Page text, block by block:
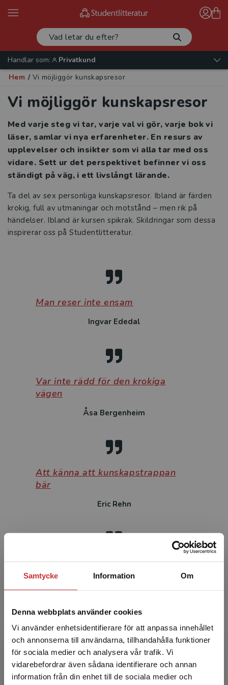
Samtycke Information Om
Denna webbplats använder cookies
Vi använder enhetsidentifierare för att anpassa innehållet
och annonserna till användarna, tillhandahålla funktioner
för sociala medier och analysera vår trafik. Vi
vidarebefordrar även sådana identifierare och annan
information från din enhet till de sociala medier och
Begränsad fraktregion
Handlar som:
Privatkund
Hem / Vi möjliggör kunskapsresor
Vi möjliggör kunskapsresor
Med varje steg vi tar, varje val vi gör, varje bok vi
läser, samlar vi nya erfarenheter. En resurs av
upplevelser och insikter som vi alla tar med oss
vidare. Sett ur det perspektivet befinner vi oss
ständigt på väg, i ett livslångt lärande.
Ta del av sex personliga kunskapsresor. Ibland är färden
krokig, full av utmaningar och motstånd – men rik på
händelser. Ibland är kursen spikrak. Skildringar som dessa
inspirerar oss påStudentlitteratur.
Man reser inte ensam
Ingvar Ededal
Var inte rädd för den krokiga
vägen
Åsa Bergenheim
Att känna att kunskapstrappan
bär
Eric Rehn
När pedagogiken styr tekniken
Forska är det optimala, att skapa
kunskap som inte finns
Ulf Ellervik